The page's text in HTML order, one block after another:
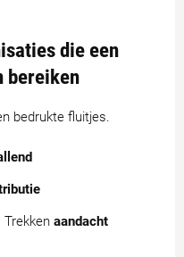
die een
bereiken
bedrukte fluitjes.
aandacht